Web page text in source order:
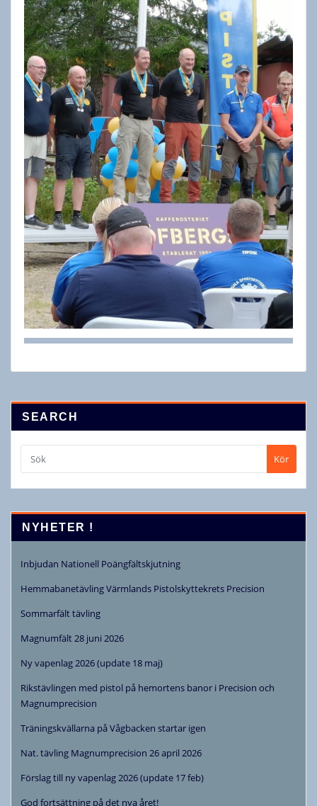
SEARCH
Kör
NYHETER !
Inbjudan Nationell Poängfältskjutning
Hemmabanetävling Värmlands Pistolskyttekrets Precision
Sommarfält tävling
Magnumfält 28 juni 2026
Ny vapenlag 2026 (update 18 maj)
Rikstävlingen med pistol på hemortens banor i Precision och
Magnumprecision
Träningskvällarna på Vågbacken startar igen
Nat. tävling Magnumprecision 26 april 2026
Förslag till ny vapenlag 2026 (update 17 feb)
God fortsättning på det nya året!